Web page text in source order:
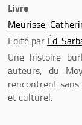
Livre
Meurisse,
Edité par Éd.
Une histoire
auteurs, du
rencontrent
et culturel.